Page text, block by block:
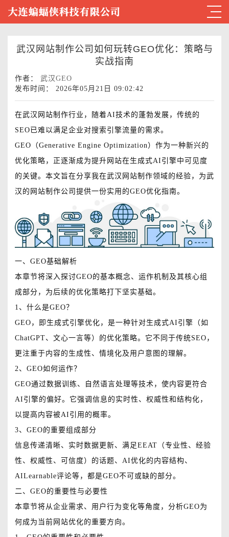
武汉网站制作公司如何玩转GEO优化：策略与
实战指南
作者： 武汉GEO
发布时间： 2026年05月21日 09:02:42
在武汉网站制作行业，随着AI技术的蓬勃发展，传统的
SEO已难以满足企业对搜索引擎流量的需求。
GEO（Generative Engine Optimization）作为一种新兴的
优化策略，正逐渐成为提升网站在生成式AI引擎中可见度
的关键。本文旨在分享我在武汉网站制作领域的经验，为武
汉的网站制作公司提供一份实用的GEO优化指南。
一、GEO基础解析
本章节将深入探讨GEO的基本概念、运作机制及其核心组
成部分，为后续的优化策略打下坚实基础。
1、什么是GEO？
GEO，即生成式引擎优化，是一种针对生成式AI引擎（如
ChatGPT、文心一言等）的优化策略。它不同于传统SEO，
更注重于内容的生成性、情境化及用户意图的理解。
2、GEO如何运作？
GEO通过数据训练、自然语言处理等技术，使内容更符合
AI引擎的偏好。它强调信息的实时性、权威性和结构化，
以提高内容被AI引用的概率。
3、GEO的重要组成部分
信息传递清晰、实时数据更新、满足EEAT（专业性、经验
性、权威性、可信度）的话题、AI优化的内容结构、
AILearnable评论等，都是GEO不可或缺的部分。
二、GEO的重要性与必要性
本章节将从企业需求、用户行为变化等角度，分析GEO为
何成为当前网站优化的重要方向。